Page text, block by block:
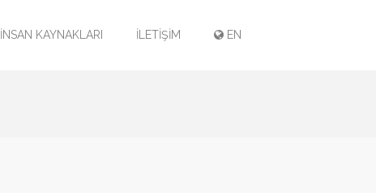
İNSAN KAYNAKLARI İLETİŞİM EN